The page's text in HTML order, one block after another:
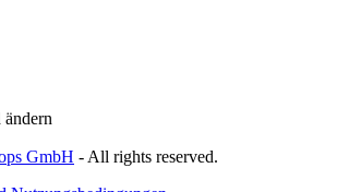
GmbH - All rights reserved.